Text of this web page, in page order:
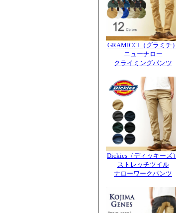
GRAMICCI（グラミチ）
ニューナロー
クライミングパンツ
Dickies（ディッキーズ）
ストレッチツイル
ナローワークパンツ